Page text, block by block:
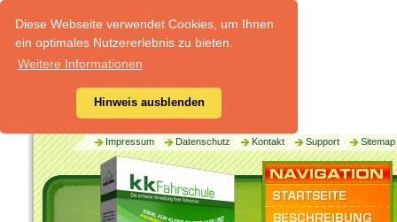
Diese Webseite verwendet Cookies, um Ihnen
ein optimales Nutzererlebnis zu bieten.
Weitere Informationen
Hinweis ausblenden
Impressum Datenschutz Kontakt Support Sitemap